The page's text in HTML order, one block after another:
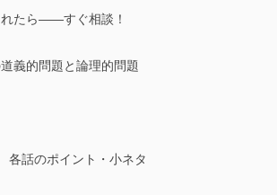
たら――すぐ相談！
義的問題と論理的問題
話のポイント・小ネタ